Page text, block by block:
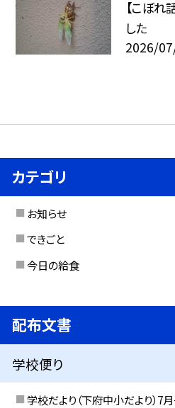
【こぼれ
した
2026/
カテゴリ
お知らせ
できごと
今日の給食
配布文書
学校便り
学校だより（下府中小だより）7